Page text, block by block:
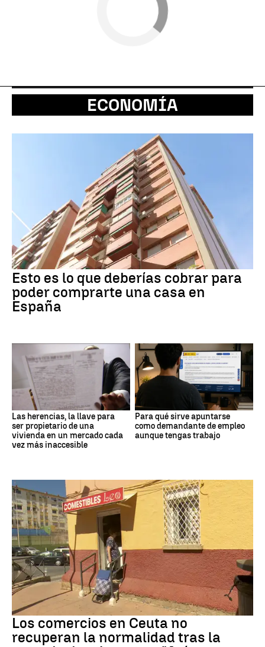
ECONOMÍA
Esto es lo que deberías cobrar para
poder comprarte una casa en
España
Las herencias, la llave para
ser propietario de una
vivienda en un mercado cada
vez más inaccesible
Para qué sirve apuntarse
como demandante de empleo
aunque tengas trabajo
Crisis migrantes
Los comercios en Ceuta no
recuperan la normalidad tras la